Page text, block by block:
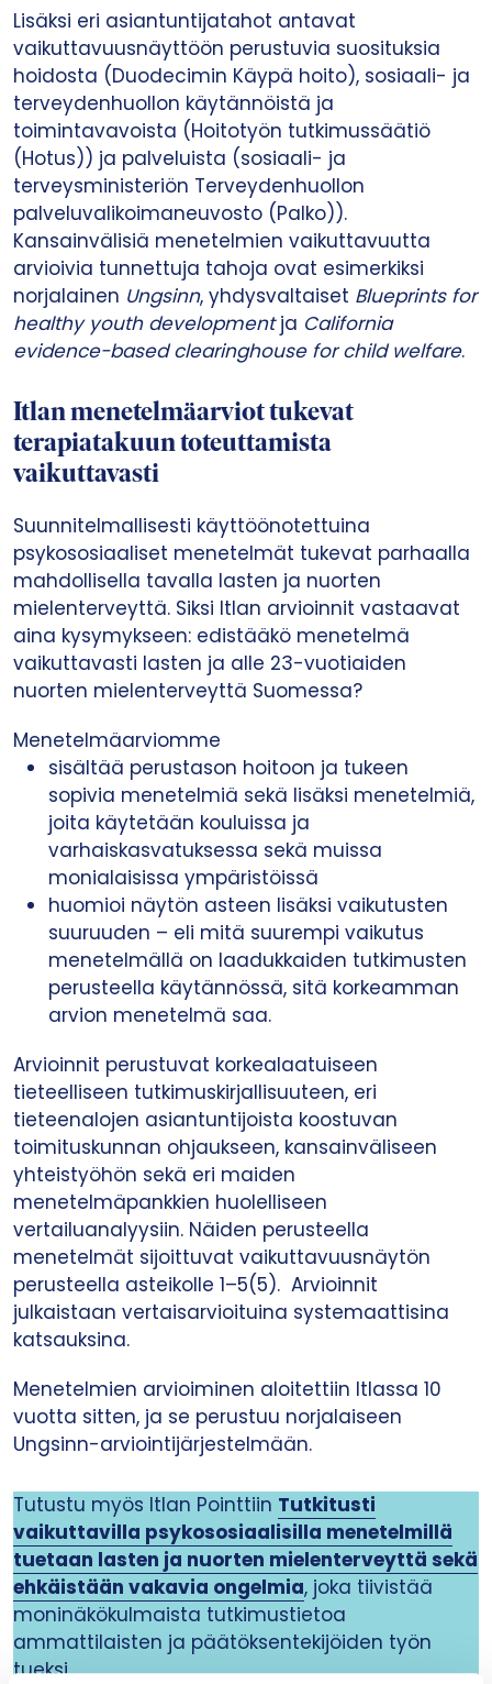
Lisäksi eri asiantuntijatahot antavat
vaikuttavuusnäyttöön perustuvia suosituksia
hoidosta (Duodecimin Käypä hoito), sosiaali- ja
terveydenhuollon käytännöistä ja
toimintavavoista (Hoitotyön tutkimussäätiö
(Hotus)) ja palveluista (sosiaali- ja
terveysministeriön Terveydenhuollon
palveluvalikoimaneuvosto (Palko)).
Kansainvälisiä menetelmien vaikuttavuutta
arvioivia tunnettuja tahoja ovat esimerkiksi
norjalainen Ungsinn, yhdysvaltaiset Blueprints for
healthy youth developmentja California
evidence-based clearinghouse for child welfare.
Itlan menetelmäarviot tukevat
terapiatakuun toteuttamista
vaikuttavasti
Suunnitelmallisesti käyttöönotettuina
psykososiaaliset menetelmät tukevat parhaalla
mahdollisella tavalla lasten ja nuorten
mielenterveyttä. Siksi Itlan arvioinnit vastaavat
aina kysymykseen: edistääkö menetelmä
vaikuttavasti lasten ja alle 23-vuotiaiden
nuorten mielenterveyttä Suomessa?
Menetelmäarviomme
sisältää perustason hoitoon ja tukeen
sopivia menetelmiä sekä lisäksi menetelmiä,
joita käytetään kouluissa ja
varhaiskasvatuksessa sekä muissa
monialaisissa ympäristöissä
huomioi näytön asteen lisäksi vaikutusten
suuruuden – eli mitä suurempi vaikutus
menetelmällä on laadukkaiden tutkimusten
perusteella käytännössä, sitä korkeamman
arvion menetelmä saa.
Arvioinnit perustuvat korkealaatuiseen
tieteelliseen tutkimuskirjallisuuteen, eri
tieteenalojen asiantuntijoista koostuvan
toimituskunnan ohjaukseen, kansainväliseen
yhteistyöhön sekä eri maiden
menetelmäpankkien huolelliseen
vertailuanalyysiin. Näiden perusteella
menetelmät sijoittuvat vaikuttavuusnäytön
perusteella asteikolle 1–5(5). Arvioinnit
julkaistaan vertaisarvioituina systemaattisina
katsauksina.
Menetelmien arvioiminen aloitettiin Itlassa 10
vuotta sitten, ja se perustuu norjalaiseen
Ungsinn-arviointijärjestelmään.
Tutustu myös Itlan Pointtiin Tutkitusti
vaikuttavilla psykososiaalisilla menetelmillä
tuetaan lasten ja nuorten mielenterveyttä sekä
ehkäistään vakavia ongelmia, joka tiivistää
moninäkökulmaista tutkimustietoa
ammattilaisten ja päätöksentekijöiden työn
tueksi.